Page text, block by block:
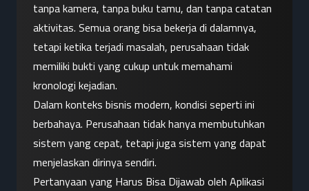
tanpa kamera, tanpa buku tamu, dan tanpa catatan
aktivitas. Semua orang bisa bekerja di dalamnya,
tetapi ketika terjadi masalah, perusahaan tidak
memiliki bukti yang cukup untuk memahami
kronologi kejadian.
Dalam konteks bisnis modern, kondisi seperti ini
berbahaya. Perusahaan tidak hanya membutuhkan
sistem yang cepat, tetapi juga sistem yang dapat
menjelaskan dirinya sendiri.
Pertanyaan yang Harus Bisa Dijawab oleh Aplikasi